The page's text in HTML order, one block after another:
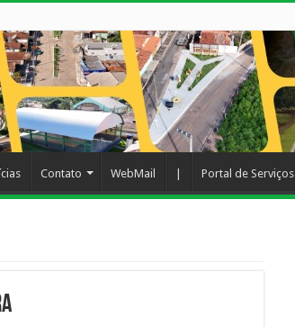
Contato WebMail Portal de Serviços